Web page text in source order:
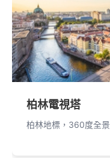
柏林電視塔
柏林地標，360度全景